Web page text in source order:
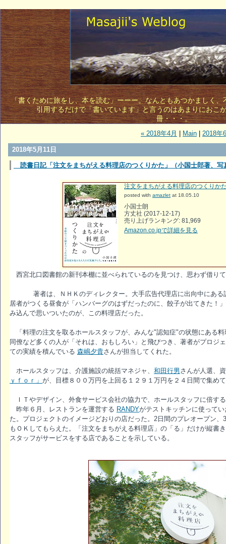
「書くために旅をし、本を読む」ーーー。なんともあつかましく
引用するだけで「書いています」と言うのはあまりにおこ
冊・・・。
« 2018年4月 Main 2018年
2018年5月11日
読書日記「注文をまちがえる料理店のつくりかた」（小国士郎著、写
注文をまちがえる料理店のつくりか
posted with amazlet at 18.05.10
小国士朗
方丈社 (2017-12-17)
売り上げランキング: 81,969
Amazon.co.jpで詳細を見る
西宮北口図書館の新刊本棚に並べられているのを見つけ、思わず借り
著者は、ＮＨＫのディレクター。大手広告代理店に出向中にある
居者がつくる昼食が「ハンバーグのはずだったのに、餃子が出てきた！
み込んで思いついたのが、この料理店だった。
「料理の注文を取るホールスタッフが、みんな"認知症"の状態にある
同僚など多くの人が「それは、おもしろい」と飛びつき、著者がプロジ
ての実績を積んでいる 森嶋夕貴さんが担当してくれた。
ホールスタッフは、介護施設の統括マネジャ、 和田行男さんが人選、
ｙｆｏｒ」 が、目標８００万円を上回る１２９１万円を２４日間で集め
ＩＴやデザイン、外食サービス会社の協力で、ホールスタッフに倍す
昨年６月、レストランを運営する RANDYがテストキッチンに使って
た。プロジェクトのイメージどおりの店だった。2日間のプレオープン
もＯＫしてもらえた。「注文をまちがえる料理店」の「る」だけが縦書
スタッフがサービスをする店であることを示している。